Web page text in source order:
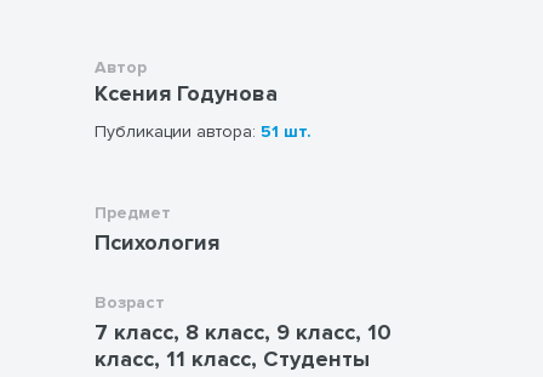
Желания - мощная энергия и дают
ресурс для достижения, действия,
события и радостные эмоции. Это
может расстраивать, отнимать силы.
У всех есть страхи, сомнения,
моменты неуверенности. Если они
есть, значит они выполняют какую-то
Автор
Ксения Годунова
Публикации автора: 51 шт.
Предмет
Психология
Возраст
7 класс, 8 класс, 9 класс, 10
класс, 11 класс, Студенты